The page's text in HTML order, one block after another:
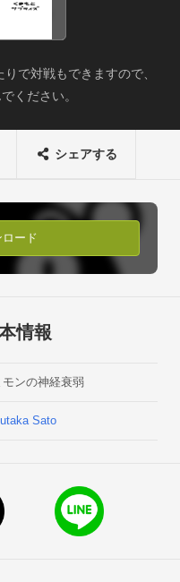
で対戦もできますので、
ください。
シェアする
ード
情報
モンの神経衰弱
Sato